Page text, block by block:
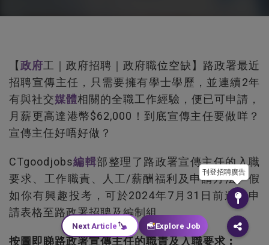
【政府工｜政府招聘｜政府職位空缺】路政署最近
招聘宣傳主任，只需要擁有學士學歷，並連續2年
有與社交媒體相關的全職工作經驗，便已可申請，
月薪更高達港幣$62,000！到底宣傳主任要做咩？
宣傳主任好唔好做？
CTgoodjobs編輯部整理了路政署宣傳主任的入職
要求、工作職責、人工/薪酬福利及申請方法。假
如你有興趣投考，可於2024年7月31日前遞交申
請表格至路政署招聘及編制組。
按圖即睇路政署宣傳主任的職責及入職要求︰
刊登招聘廣告
Next Article Explore Job